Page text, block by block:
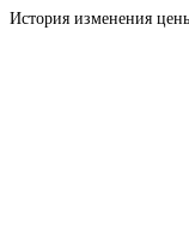
История изменения